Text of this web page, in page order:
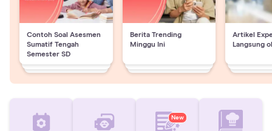
Contoh Soal Asesmen
Sumatif Tengah
Semester SD
Berita Trending
Minggu Ini
Artikel
Langsung
New